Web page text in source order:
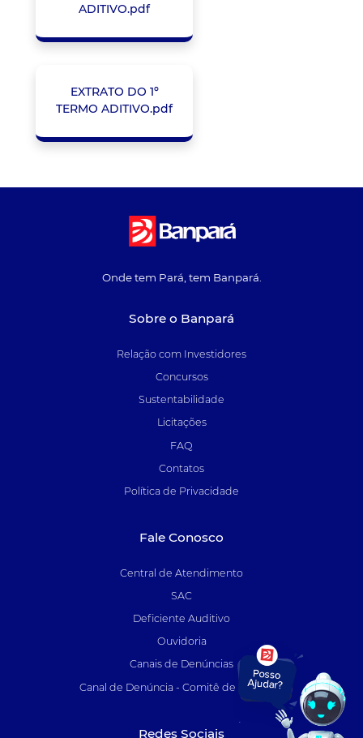
ADITIVO.pdf
EXTRATO DO 1º
TERMO ADITIVO.pdf
Onde tem Pará, tem Banpará.
Sobre o Banpará
Relação com Investidores
Concursos
Sustentabilidade
Licitações
FAQ
Contatos
Política de Privacidade
Fale Conosco
Central de Atendimento
SAC
Deficiente Auditivo
Ouvidoria
Canais de Denúncias
Canal de Denúncia - Comitê de Auditoria
Redes Sociais